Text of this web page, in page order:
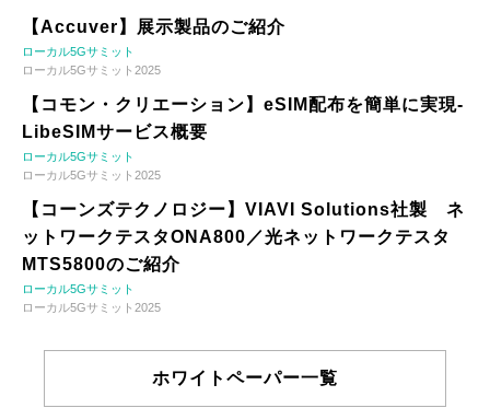
【Accuver】展示製品のご紹介
ローカル5Gサミット
ローカル5Gサミット2025
【コモン・クリエーション】eSIM配布を簡単に実現-
LibeSIMサービス概要
ローカル5Gサミット
ローカル5Gサミット2025
【コーンズテクノロジー】VIAVI Solutions社製 ネ
ットワークテスタONA800／光ネットワークテスタ
MTS5800のご紹介
ローカル5Gサミット
ローカル5Gサミット2025
ホワイトペーパー一覧